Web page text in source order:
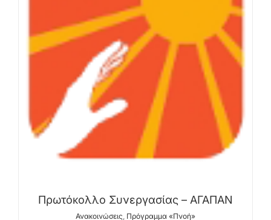
Πρωτόκολλο Συνεργασίας – ΑΓΑΠΑΝ
Ανακοινώσεις Πρόγραμμα «Πνοή»